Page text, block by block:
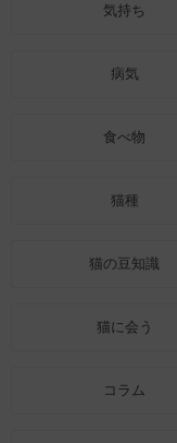
気持ち
病気
食べ物
猫種
猫の豆知識
猫に会う
コラム